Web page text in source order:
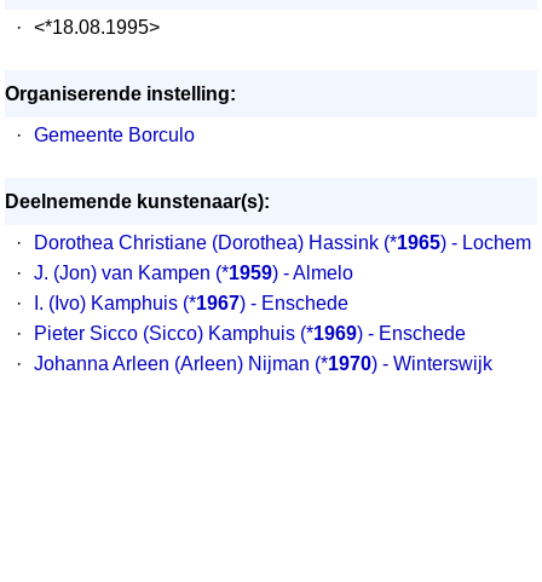
·
<*18.08.1995>
Organiserende instelling:
·
Gemeente Borculo
Deelnemende kunstenaar(s):
·
Dorothea Christiane (Dorothea) Hassink (*1965) - Lochem
·
J. (Jon) van Kampen (*1959) - Almelo
·
I. (Ivo) Kamphuis (*1967) - Enschede
·
Pieter Sicco (Sicco) Kamphuis (*1969) - Enschede
·
Johanna Arleen (Arleen) Nijman (*1970) - Winterswijk